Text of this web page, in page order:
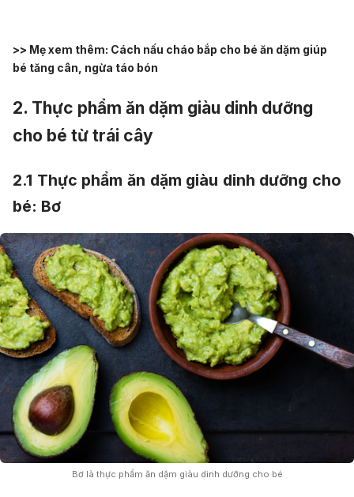
>> Mẹ xem thêm: Cách nấu cháo bắp cho bé ăn dặm giúp
bé tăng cân, ngừa táo bón
2. Thực phẩm ăn dặm giàu dinh dưỡng
cho bé từ trái cây
2.1 Thực phẩm ăn dặm giàu dinh dưỡng cho
bé: Bơ
Bơ là thực phẩm ăn dặm giàu dinh dưỡng cho bé